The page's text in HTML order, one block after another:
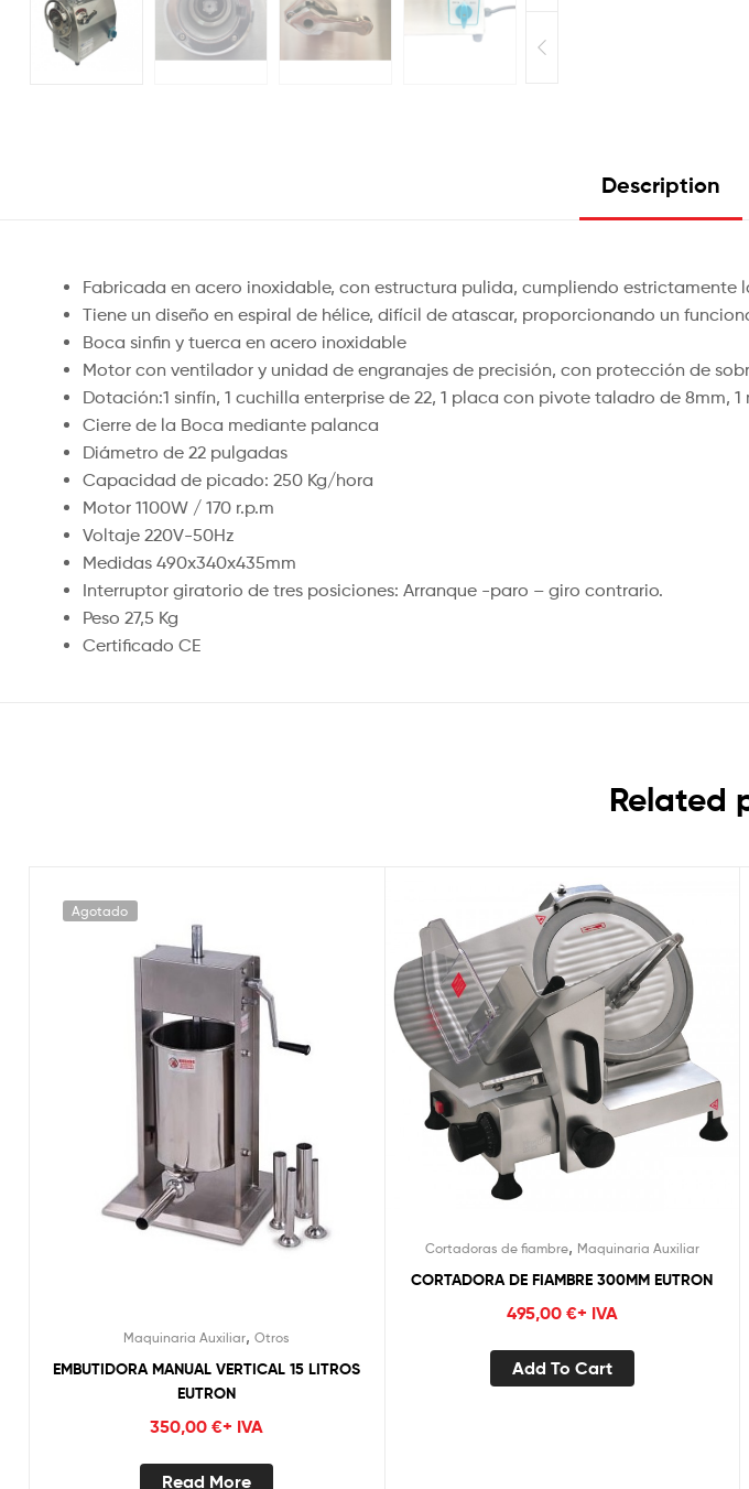
Description
Fabricada en acero inoxidable, con estructura pulida, cumpliendo estrictamente
Tiene un diseño en espiral de hélice, difícil de atascar, proporcionando un
Boca sinfin y tuerca en acero inoxidable
Motor con ventilador y unidad de engranajes de precisión, con protección de
Dotación:1 sinfín, 1 cuchilla enterprise de 22, 1 placa con pivote taladro de 8mm,
Cierre de la Boca mediante palanca
Diámetro de 22 pulgadas
Capacidad de picado: 250 Kg/hora
Motor 1100W / 170 r.p.m
Voltaje 220V-50Hz
Medidas 490x340x435mm
Interruptor giratorio de tres posiciones: Arranque -paro – giro contrario.
Peso 27,5 Kg
Certificado CE
Related
Agotado
Maquinaria Auxiliar,Otros
EMBUTIDORA MANUAL VERTICAL 15 LITROS
EUTRON
350,00€+ IVA
Read More
Cortadoras de fiambre, Maquinaria Auxiliar
CORTADORA DE FIAMBRE 300MM EUTRON
495,00 €+ IVA
Add To Cart